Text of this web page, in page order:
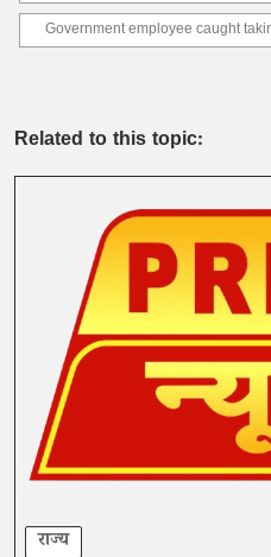
Government employee caught
Related to this topic:
राज्य